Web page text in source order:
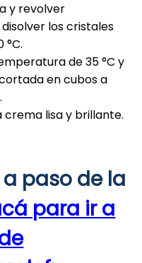
y revolver
los cristales
°C.
de 35 °C y
en cubos a
lisa y brillante.
paso de la
para ir a